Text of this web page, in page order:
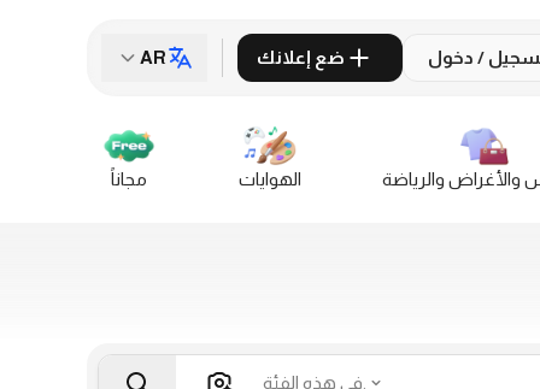
/ دخول ضع إعلانك AR
والأغراض والرياضة الهوايات مجاناً